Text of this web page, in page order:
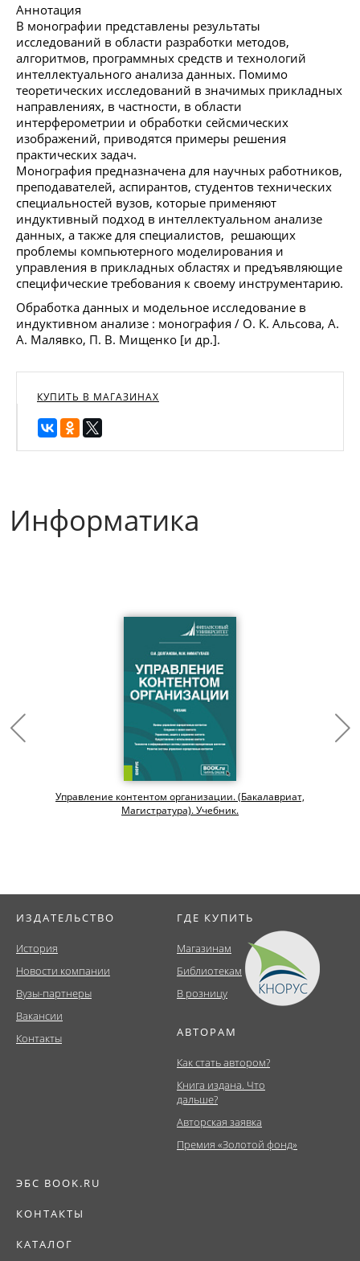
Аннотация
В монографии представлены результаты
исследований в области разработки методов,
алгоритмов, программных средств и технологий
интеллектуального анализа данных. Помимо
теоретических исследований в значимых прикладных
направлениях, в частности, в области
интерферометрии и обработки сейсмических
изображений, приводятся примеры решения
практических задач.
Монография предназначена для научных работников,
преподавателей, аспирантов, студентов технических
специальностей вузов, которые применяют
индуктивный подход в интеллектуальном анализе
данных, а также для специалистов, решающих
проблемы компьютерного моделирования и
управления в прикладных областях и предъявляющие
специфические требования к своему инструментарию.
Обработка данных и модельное исследование в
индуктивном анализе : монография / О. К. Альсова, А.
А. Малявко, П. В. Мищенко [и др.].
КУПИТЬ В МАГАЗИНАХ
Информатика
Управление контентом организации. (Бакалавриат,
Магистратура). Учебник.
ИЗДАТЕЛЬСТВО
История
Новости компании
Вузы-партнеры
Вакансии
Контакты
ГДЕ КУПИТЬ
Магазинам
Библиотекам
В розницу
АВТОРАМ
Как стать автором?
Книга издана. Что
дальше?
Авторская заявка
Премия «Золотой фонд»
ЭБС BOOK.RU
КОНТАКТЫ
КАТАЛОГ